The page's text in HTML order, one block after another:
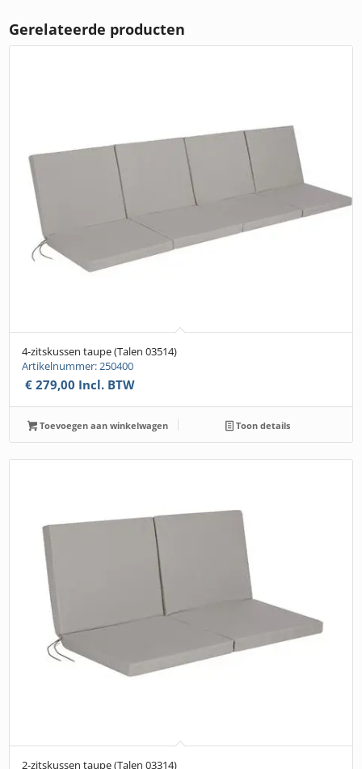
Gerelateerde producten
4-zitskussen taupe (Talen 03514)
Artikelnummer: 250400
€ 279,00 Incl. BTW
Toevoegen aan winkelwagen Toon details
2-zitskussen taupe (Talen 03314)